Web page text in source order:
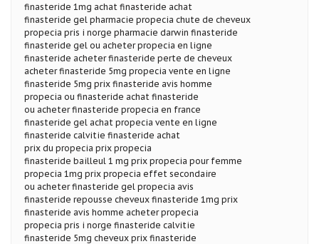
finasteride 1mg achat finasteride achat
finasteride gel pharmacie propecia chute de cheveux
propecia pris i norge pharmacie darwin finasteride
finasteride gel ou acheter propecia en ligne
finasteride acheter finasteride perte de cheveux
acheter finasteride 5mg propecia vente en ligne
finasteride 5mg prix finasteride avis homme
propecia ou finasteride achat finasteride
ou acheter finasteride propecia en france
finasteride gel achat propecia vente en ligne
finasteride calvitie finasteride achat
prix du propecia prix propecia
finasteride bailleul 1 mg prix propecia pour femme
propecia 1mg prix propecia effet secondaire
ou acheter finasteride gel propecia avis
finasteride repousse cheveux finasteride 1mg prix
finasteride avis homme acheter propecia
propecia pris i norge finasteride calvitie
finasteride 5mg cheveux prix finasteride